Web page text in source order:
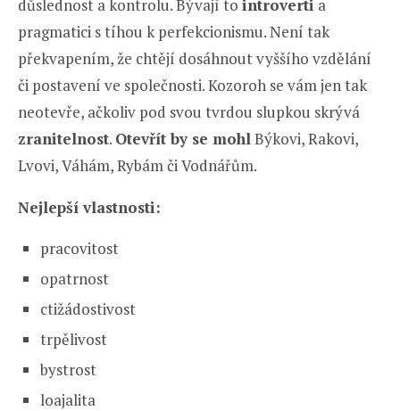
důslednost a kontrolu. Bývají to introverti a
pragmatici s tíhou k perfekcionismu. Není tak
překvapením, že chtějí dosáhnout vyššího vzdělání
či postavení ve společnosti. Kozoroh se vám jen tak
neotevře, ačkoliv pod svou tvrdou slupkou skrývá
zranitelnost. Otevřít by se mohlBýkovi, Rakovi,
Lvovi, Váhám, Rybám či Vodnářům.
Nejlepší vlastnosti:
pracovitost
opatrnost
ctižádostivost
trpělivost
bystrost
loajalita